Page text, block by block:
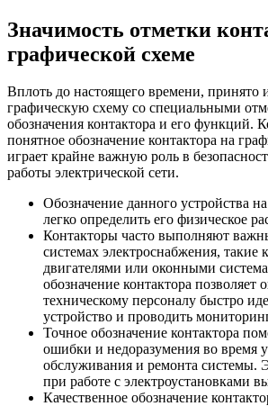
Значимость отметки
графической схеме
Вплоть до настоящего времени, принято
графическую схему со специальными
обозначения контактора и его функций.
понятное обозначение контактора на
играет крайне важную роль в
работы электрической сети.
Обозначение данного устройства
легко определить его физическое
Контакторы часто выполняют
системах электроснабжения, такие
двигателями или оконными
обозначение контактора позволяет
техническому персоналу быстро
устройство и проводить
Точное обозначение контактора
ошибки и недоразумения во время
обслуживания и ремонта системы.
при работе с электроустановками
Качественное обозначение